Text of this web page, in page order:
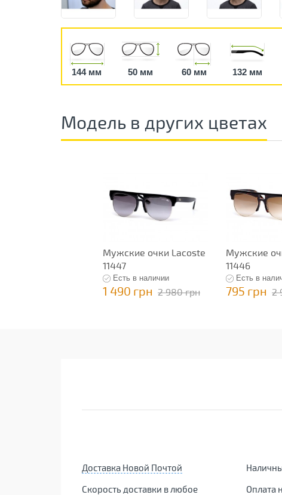
144 мм 50 мм 60 мм 132 мм
Модель в других цветах
Мужские очки Lacoste
11447
Есть в наличии
1 490 грн 2 980 грн
Мужские
11446
Есть в
795 грн 2
Доставка Новой Почтой
Скорость доставки в любое
Оплата